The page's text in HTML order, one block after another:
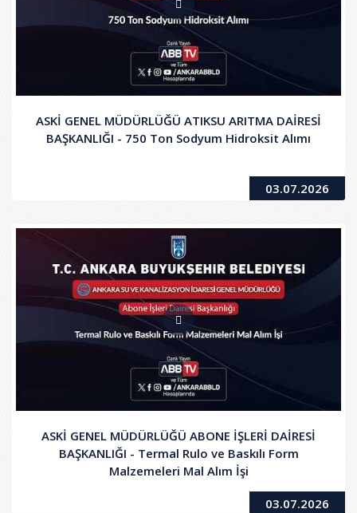
ASKİ GENEL MÜDÜRLÜĞÜ ATIKSU ARITMA DAİRESİ
BAŞKANLIĞI - 750 Ton Sodyum Hidroksit Alımı
03.07.2026
ASKİ GENEL MÜDÜRLÜĞÜ ABONE İŞLERİ DAİRESİ
BAŞKANLIĞI - Termal Rulo ve Baskılı Form
Malzemeleri Mal Alım İşi
03.07.2026